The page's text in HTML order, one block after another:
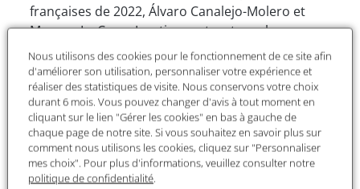
françaises de 2022, Álvaro Canalejo-Molero et
Morgan Le Corre Juratic montrent que la
satisfaction de ces électeurs à l'égard de la
démocratie diminue, car les résultats des
élections stimulent leur niveau de polarisation
affective. Suite aux élections, les électeurs
radicaux se concentrent davantage sur la victoire
du parti adverse plutôt que sur l'entrée de leur
propre parti dans le système.
Nous utilisons des cookies pour le fonctionnement de ce site afin
d'améliorer son utilisation, personnaliser votre expérience et
réaliser des statistiques de visite. Nous conservons votre choix
durant 6 mois. Vous pouvez changer d'avis à tout moment en
cliquant sur le lien "Gérer les cookies" en bas à gauche de
chaque page de notre site. Si vous souhaitez en savoir plus sur
comment nous utilisons les cookies, cliquez sur "Personnaliser
mes choix". Pour plus d'informations, veuillez consulter notre
politique de confidentialité.